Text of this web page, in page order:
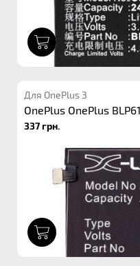
Для OnePlus 3
OnePlus OnePlus
337 грн.